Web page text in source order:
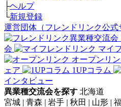
├ヘルプ
└新規登録
運営団体（フレンドリンク公式
会
マイ
オープンリ
ェア
1UPコラム
インタビュー
異業種交流会を探す 北海道
宮城 | 青森 | 岩手 | 秋田 | 山形 |